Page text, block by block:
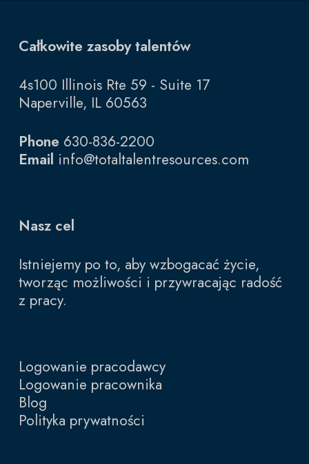
Całkowite zasoby talentów
4s100 Illinois Rte 59 - Suite 17
Naperville, IL 60563
Phone 630-836-2200
Email info@totaltalentresources.com
Nasz cel
Istniejemy po to, aby wzbogacać życie,
tworząc możliwości i przywracając radość
z pracy.
Logowanie pracodawcy
Logowanie pracownika
Blog
Polityka prywatności